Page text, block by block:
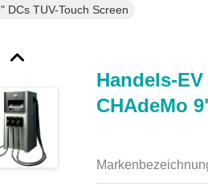
DCs TUV-Touch Screen
Handels-
CHAdeMo